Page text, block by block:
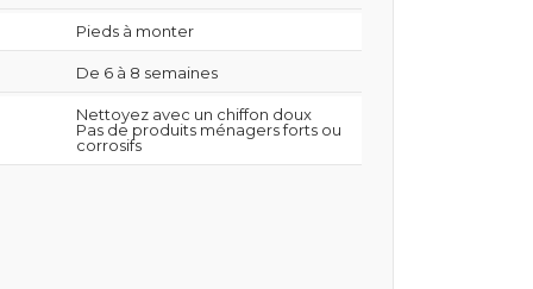
Pieds à monter
De 6 à 8 semaines
Nettoyez avec un chiffon doux
Pas de produits ménagers forts ou
corrosifs